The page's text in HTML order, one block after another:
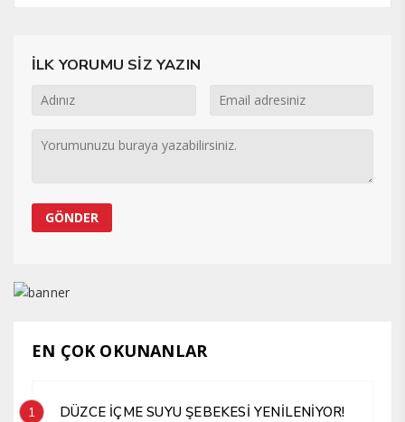
İLK YORUMU SİZ YAZIN
EN ÇOK OKUNANLAR
1 DÜZCE İÇME SUYU ŞEBEKESİ YENİLENİYOR!